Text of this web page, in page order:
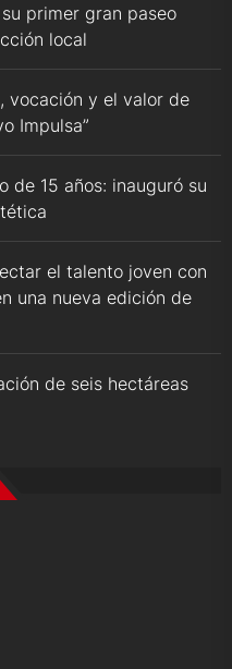
primer gran paseo
local
vocación y el valor de
Impulsa”
de 15 años: inauguró su
el talento joven con
una nueva edición de
de seis hectáreas